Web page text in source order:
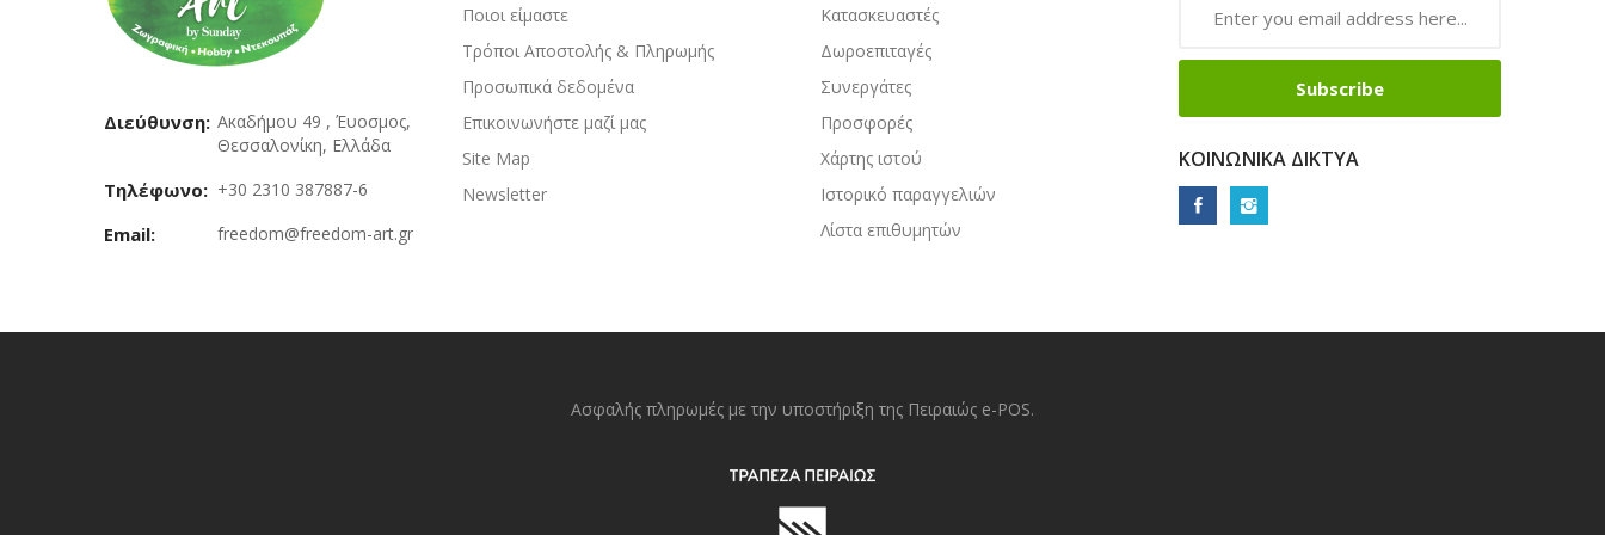
Διεύθυνση: Ακαδήμου 49 , Έυοσμος,
Θεσσαλονίκη, Ελλάδα
Τηλέφωνο: +30 2310 387887-6
Email: freedom@freedom-art.gr
Ποιοι είμαστε
Τρόποι Αποστολής & Πληρωμής
Προσωπικά δεδομένα
Επικοινωνήστε μαζί μας
Site Map
Newsletter
Κατασκευαστές
Δωροεπιταγές
Συνεργάτες
Προσφορές
Χάρτης ιστού
Ιστορικό παραγγελιών
Λίστα επιθυμητών
Subscribe
ΚΟΙΝΩΝΙΚΆ ΔΊΚΤΥΑ
Ασφαλής πληρωμές με την υποστήριξη της Πειραιώς e-POS.